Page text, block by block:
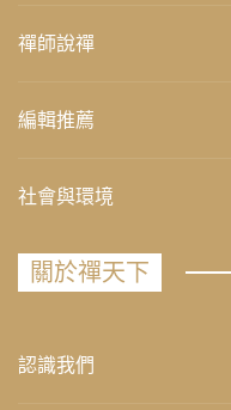
禪師說禪
編輯推薦
社會與環境
關於禪天下
認識我們